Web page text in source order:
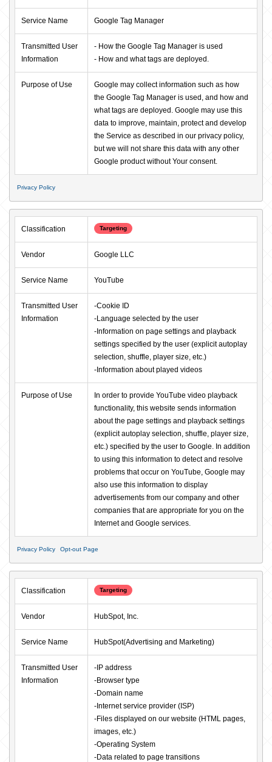
Service Name Google Tag Manager
Transmitted User
Information
- How the Google Tag Manager is used
- How and what tags are deployed.
Purpose of Use
Google may collect information such as how
the Google Tag Manager is used, and how and
what tags are deployed. Google may use this
data to improve, maintain, protect and develop
the Service as described in our privacy policy,
but we will not share this data with any other
Google product without Your consent.
Privacy Policy
Classification Targeting
Vendor Google LLC
Service Name YouTube
Transmitted User
Information
-Cookie ID
-Language selected by the user
-Information on page settings and playback
settings specified by the user (explicit autoplay
selection, shuffle, player size, etc.)
-Information about played videos
Purpose of Use
In order to provide YouTube video playback
functionality, this website sends information
about the page settings and playback settings
(explicit autoplay selection, shuffle, player size,
etc.) specified by the user to Google. In addition
to using this information to detect and resolve
problems that occur on YouTube, Google may
also use this information to display
advertisements from our company and other
companies that are appropriate for you on the
Internet and Google services.
Privacy Policy Opt-out Page
Classification Targeting
Vendor HubSpot, Inc.
Service Name HubSpot(Advertising and Marketing)
Transmitted User
Information
-IP address
-Browser type
-Domain name
-Internet service provider (ISP)
-Files displayed on our website (HTML pages,
images, etc.)
-Operating System
-Data related to page transitions